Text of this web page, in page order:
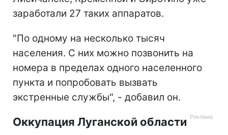
заработали 27 таких аппаратов.
"По одному на несколько тысяч
населения. С них можно позвонить на
номера в пределах одного населенного
пункта и попробовать вызвать
экстренные службы", - добавил он.
Оккупация Луганской области